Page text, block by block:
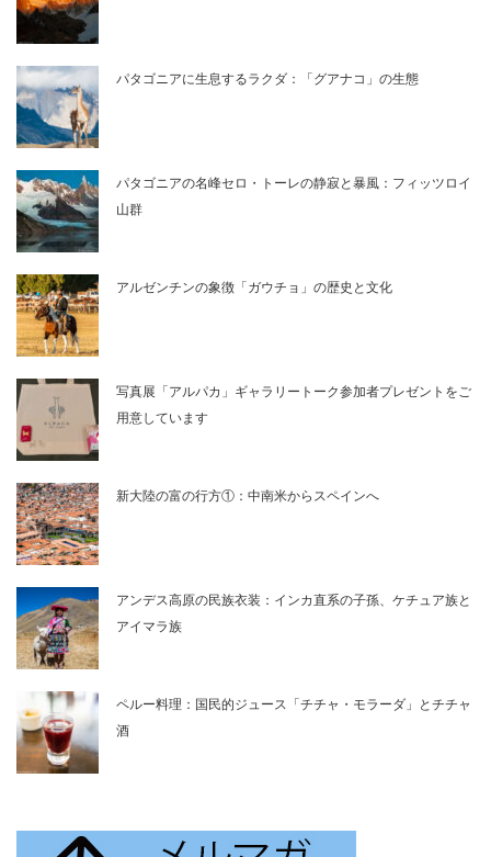
パタゴニアに生息するラクダ：「グアナコ」の生態
パタゴニアの名峰セロ・トーレの静寂と暴風：フィッツロイ
山群
アルゼンチンの象徴「ガウチョ」の歴史と文化
写真展「アルパカ」ギャラリートーク参加者プレゼントをご
用意しています
新大陸の富の行方①：中南米からスペインへ
アンデス高原の民族衣装：インカ直系の子孫、ケチュア族と
アイマラ族
ペルー料理：国民的ジュース「チチャ・モラーダ」とチチャ
酒